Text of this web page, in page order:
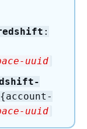
:
uuid
{account-
uuid